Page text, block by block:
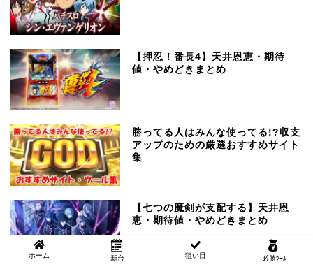
【押忍！番長4】天井恩恵・期待
値・やめどきまとめ
勝ってる人はみんな使ってる!?収支
アップのための厳選おすすめサイト
集
【七つの魔剣が支配する】天井恩
恵・期待値・やめどきまとめ
ホーム 新台 狙い目 必勝ﾂｰﾙ